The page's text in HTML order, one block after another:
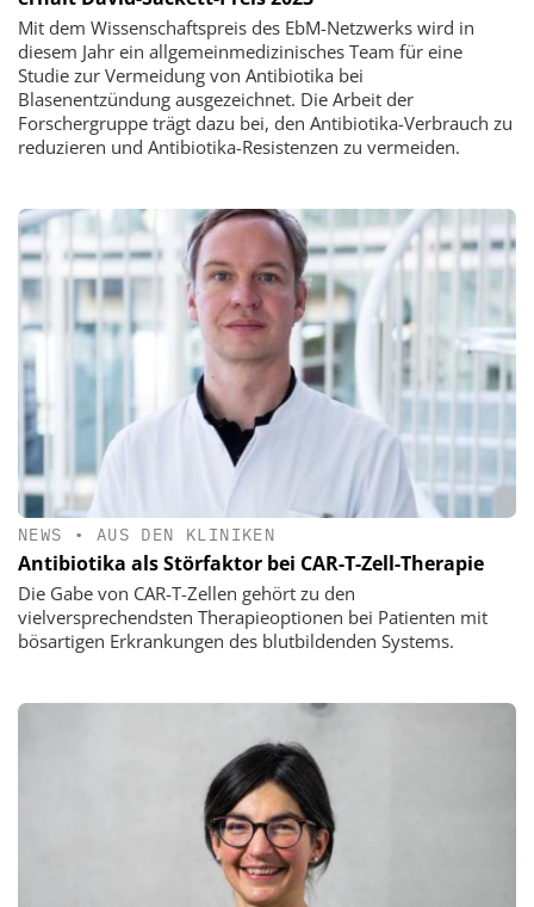
Mit dem Wissenschaftspreis des EbM-Netzwerks wird in
diesem Jahr ein allgemeinmedizinisches Team für eine
Studie zur Vermeidung von Antibiotika bei
Blasenentzündung ausgezeichnet. Die Arbeit der
Forschergruppe trägt dazu bei, den Antibiotika-Verbrauch zu
reduzieren und Antibiotika-Resistenzen zu vermeiden.
NEWS • AUS DEN KLINIKEN
Antibiotika als Störfaktor bei CAR-T-Zell-Therapie
Die Gabe von CAR-T-Zellen gehört zu den
vielversprechendsten Therapieoptionen bei Patienten mit
bösartigen Erkrankungen des blutbildenden Systems.